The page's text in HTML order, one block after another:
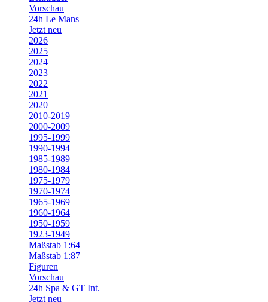
Vorschau
24h Le Mans
Jetzt neu
2026
2025
2024
2023
2022
2021
2020
2010-2019
2000-2009
1995-1999
1990-1994
1985-1989
1980-1984
1975-1979
1970-1974
1965-1969
1960-1964
1950-1959
1923-1949
Maßstab 1:64
Maßstab 1:87
Figuren
Vorschau
24h Spa & GT Int.
Jetzt neu